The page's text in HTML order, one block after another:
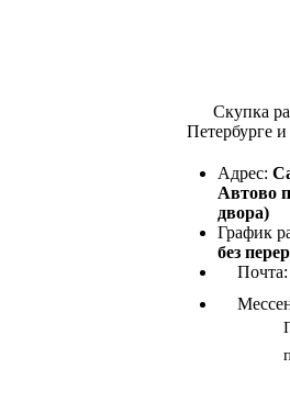
Скупка
Петербурге
Адрес:
Автово
двора)
График
без
Почта: